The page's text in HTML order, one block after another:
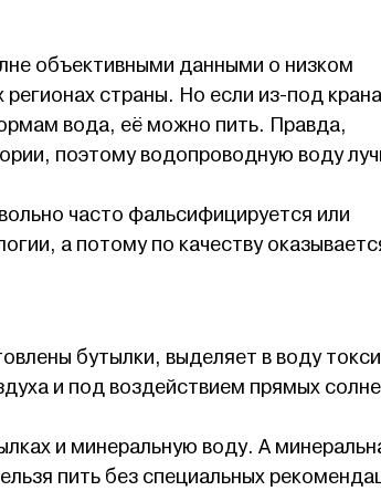
объективными данными о низком
страны. Но если из-под крана
вода, её можно пить. Правда,
поэтому водопроводную воду
часто фальсифицируется или
а потому по качеству
бутылки, выделяет в воду
и под воздействием прямых
и минеральную воду. А
пить без специальных